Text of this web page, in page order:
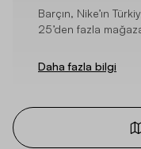
Barçın, Nike’ın
25’den fazla
Daha fazla bilgi